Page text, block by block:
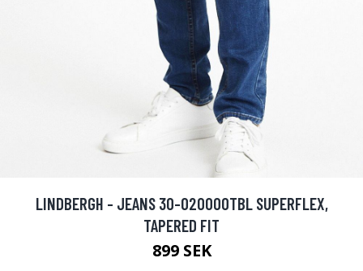
LINDBERGH - JEANS 30-020000TBL SUPERFLEX,
TAPERED FIT
899 SEK